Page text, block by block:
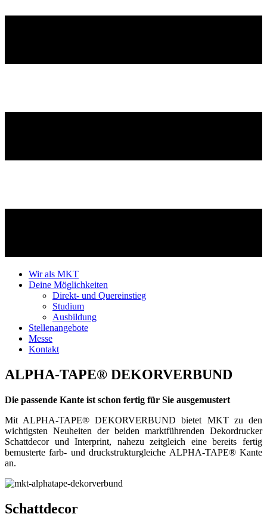
Wir als MKT
Deine Möglichkeiten
Direkt- und Quereinstieg
Studium
Ausbildung
Stellenangebote
Messe
Kontakt
ALPHA-TAPE® DEKOR­VERBUND
Die passende Kante ist schon fertig für Sie ausgemustert
Mit ALPHA-TAPE® DEKORVERBUND bietet MKT zu den
wichtigsten Neuheiten der beiden marktführenden Dekordrucker
Schattdecor und Interprint, nahezu zeitgleich eine bereits fertig
bemusterte farb- und druckstrukturgleiche ALPHA-TAPE® Kante
an.
Schattdecor